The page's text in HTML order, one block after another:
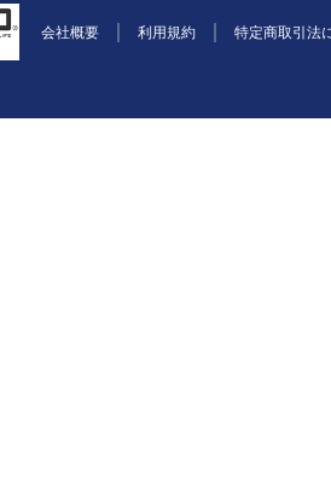
会社概要 利用規約 特定商取引法